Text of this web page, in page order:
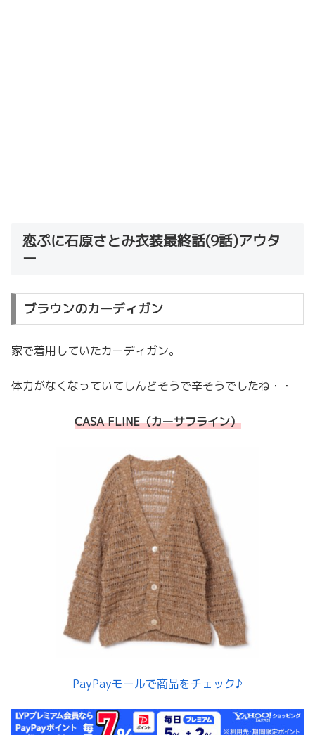
恋ぷに石原さとみ衣装最終話(9話)アウタ
ー
ブラウンのカーディガン
家で着用していたカーディガン。
体力がなくなっていてしんどそうで辛そうでしたね・・
CASA FLINE（カーサフライン）
PayPayモールで商品をチェック♪